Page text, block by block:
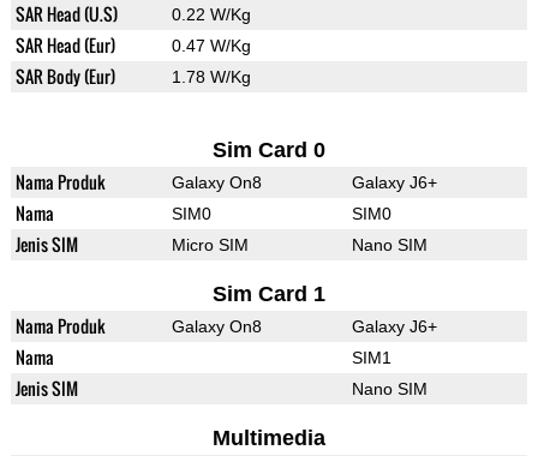
SAR Head (U.S) 0.22 W/Kg
SAR Head (Eur) 0.47 W/Kg
SAR Body (Eur) 1.78 W/Kg
Sim Card 0
Nama Produk Galaxy On8 Galaxy J6+
Nama SIM0 SIM0
Jenis SIM Micro SIM Nano SIM
Sim Card 1
Nama Produk Galaxy On8 Galaxy J6+
Nama SIM1
Jenis SIM Nano SIM
Multimedia